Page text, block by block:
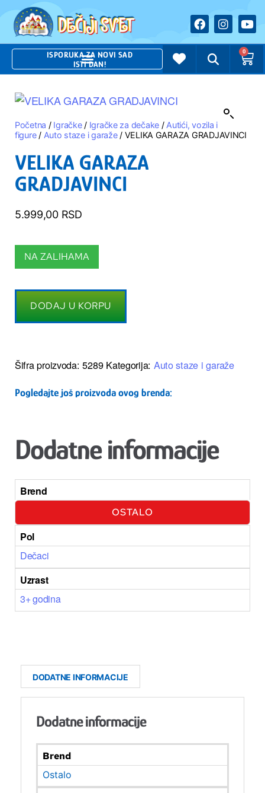
ISPORUKA ZA NOVI SAD
ISTI DAN!
0
Početna / Igračke/ Igračke za dečake / Autići, vozila i
figure/ Auto staze i garaže/ VELIKA GARAZA GRADJAVINCI
VELIKA GARAZA
GRADJAVINCI
5.999,00 RSD
NA ZALIHAMA
DODAJ U KORPU
Šifra proizvoda:5289 Kategorija: Auto staze i garaže
Pogledajte još proizvoda ovog brenda:
Dodatne informacije
Brend
OSTALO
Pol
Dečaci
Uzrast
3+ godina
DODATNE INFORMACIJE
Dodatne informacije
Brend
Ostalo